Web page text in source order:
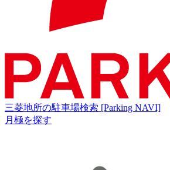
三菱地所の駐車場検索 [Parking NAVI]
月極を探す